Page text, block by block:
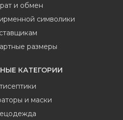
и обмен
символики
размеры
КАТЕГОРИИ
и маски